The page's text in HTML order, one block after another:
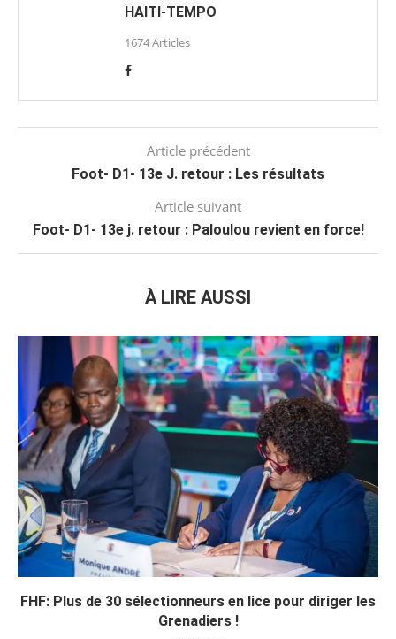
HAITI-TEMPO
1674 Articles
Article précédent
Foot- D1- 13e J. retour : Les résultats
Article suivant
Foot- D1- 13e j. retour : Paloulou revient en force!
À LIRE AUSSI
FHF: Plus de 30 sélectionneurs en lice pour diriger les
Grenadiers !